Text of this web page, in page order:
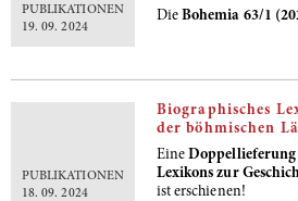
PUBLIKATIONEN
19. 09. 2024
Die Bohemia 63/1
PUBLIKATIONEN
18. 09. 2024
Biographisches
der böhmischen
EineDoppellieferung
Lexikons zur
ist erschienen!